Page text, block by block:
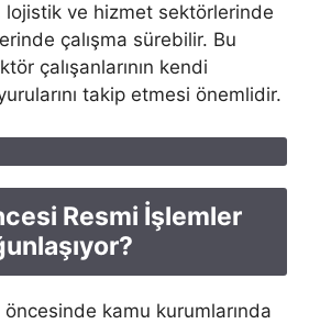
lojistik ve hizmet sektörlerinde
çalışma sürebilir. Bu
çalışanlarının kendi
takip etmesi önemlidir.
Resmi İşlemler
öncesinde kamu kurumlarında